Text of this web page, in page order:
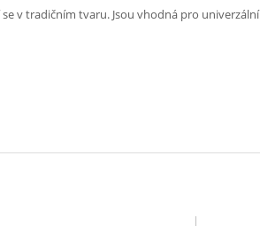
v tradičním tvaru. Jsou vhodná pro